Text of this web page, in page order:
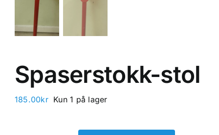
Spaserstokk-stol
185.00kr Kun 1 på lager